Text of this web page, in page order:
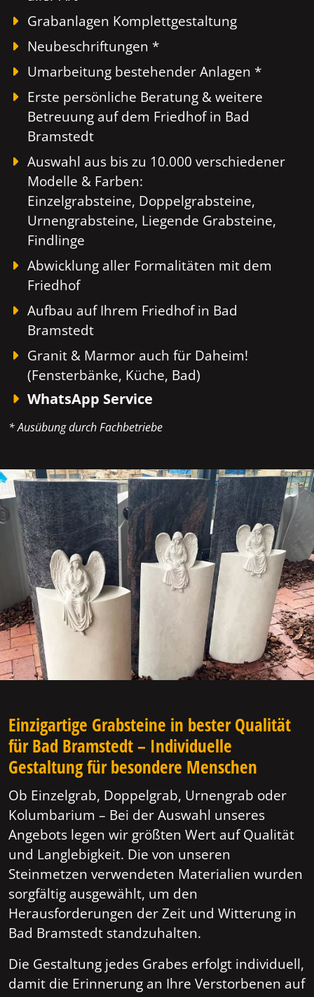
Grabanlagen Komplettgestaltung
Neubeschriftungen *
Umarbeitung bestehender Anlagen *
Erste persönliche Beratung & weitere
Betreuung auf dem Friedhof in Bad
Bramstedt
Auswahl aus bis zu 10.000 verschiedener
Modelle & Farben:
Einzelgrabsteine, Doppelgrabsteine,
Urnengrabsteine, Liegende Grabsteine,
Findlinge
Abwicklung aller Formalitäten mit dem
Friedhof
Aufbau auf Ihrem Friedhof in Bad
Bramstedt
Granit & Marmor auch für Daheim!
(Fensterbänke, Küche, Bad)
WhatsApp Service
* Ausübung durch Fachbetriebe
Einzigartige Grabsteine in bester Qualität
für Bad Bramstedt – Individuelle
Gestaltung für besondere Menschen
Ob Einzelgrab, Doppelgrab, Urnengrab oder
Kolumbarium – Bei der Auswahl unseres
Angebots legen wir größten Wert auf Qualität
und Langlebigkeit. Die von unseren
Steinmetzen verwendeten Materialien wurden
sorgfältig ausgewählt, um den
Herausforderungen der Zeit und Witterung in
Bad Bramstedt standzuhalten.
Die Gestaltung jedes Grabes erfolgt individuell,
damit die Erinnerung an Ihre Verstorbenen auf